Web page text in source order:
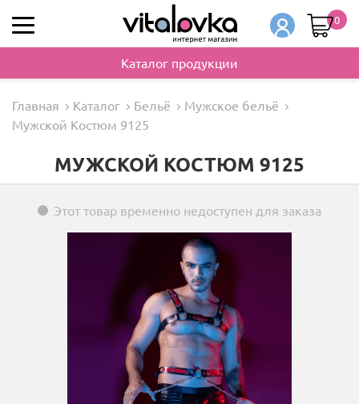
0
Каталог продукции
Главная Каталог Бельё
Мужское бельё
Мужской Костюм 9125
МУЖСКОЙ КОСТЮМ 9125
Этот товар временно недоступен для заказа